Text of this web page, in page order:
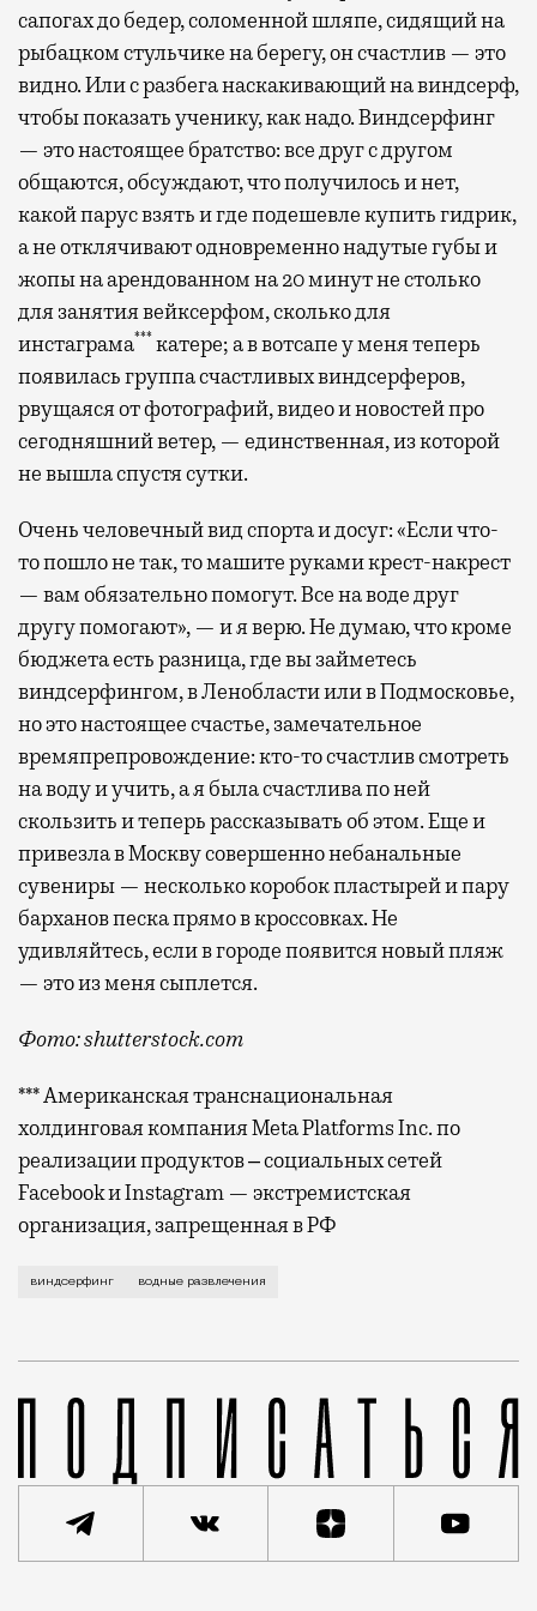
сапогах до бедер, соломенной шляпе, сидящий на
рыбацком стульчике на берегу, он счастлив — это
видно. Или с разбега наскакивающий на виндсерф,
чтобы показать ученику, как надо. Виндсерфинг
— это настоящее братство: все друг с другом
общаются, обсуждают, что получилось и нет,
какой парус взять и где подешевле купить гидрик,
а не отклячивают одновременно надутые губы и
жопы на арендованном на 20 минут не столько
для занятия вейксерфом, сколько для
инстаграма***катере; а в вотсапе у меня теперь
появилась группа счастливых виндсерферов,
рвущаяся от фотографий, видео и новостей про
сегодняшний ветер, — единственная, из которой
не вышла спустя сутки.
Очень человечный вид спорта и досуг: «Если что-
то пошло не так, то машите руками крест-накрест
— вам обязательно помогут. Все на воде друг
другу помогают», — и я верю. Не думаю, что кроме
бюджета есть разница, где вы займетесь
виндсерфингом, в Ленобласти или в Подмосковье,
но это настоящее счастье, замечательное
времяпрепровождение: кто-то счастлив смотреть
на воду и учить, а я была счастлива по ней
скользить и теперь рассказывать об этом. Еще и
привезла в Москву совершенно небанальные
сувениры — несколько коробок пластырей и пару
барханов песка прямо в кроссовках. Не
удивляйтесь, если в городе появится новый пляж
— это из меня сыплется.
Фото: shutterstock.com
*** Американская транснациональная
холдинговая компания Meta Platforms Inc. по
реализации продуктов ‒ социальных сетей
Facebook и Instagram — экстремистская
организация, запрещенная в РФ
виндсерфинг водные развлечения